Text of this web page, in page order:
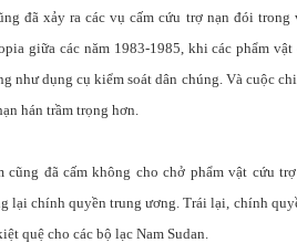
đã xảy ra các vụ cấm cứu trợ nạn đói trong
giữa các năm 1983-1985, khi các phẩm
như dụng cụ kiểm soát dân chúng. Và cuộc
hán trầm trọng hơn.
cũng đã cấm không cho chở phẩm vật cứu
lại chính quyền trung ương. Trái lại, chính
quệ cho các bộ lạc Nam Sudan.